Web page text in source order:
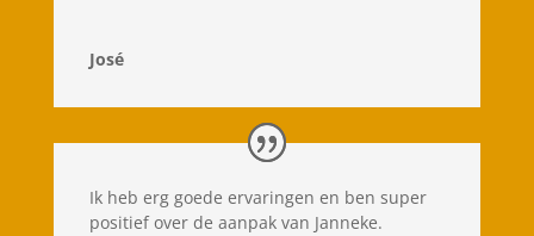
José
Ik heb erg goede ervaringen en ben super
positief over de aanpak van Janneke.